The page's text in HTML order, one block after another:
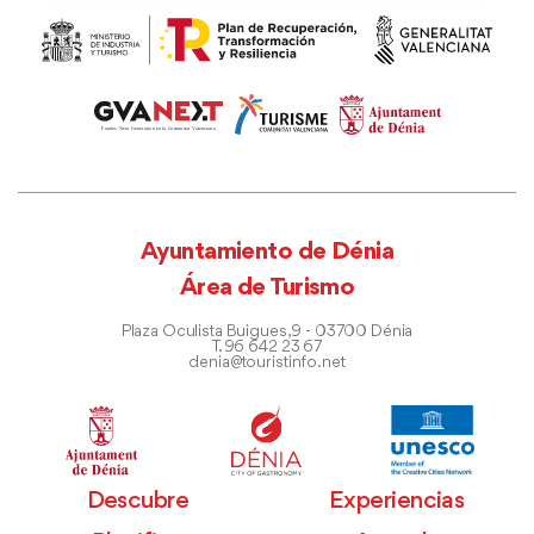
Ayuntamiento de Dénia
Área de Turismo
Plaza Oculista Buigues, 9 - 03700 Dénia
T. 96 642 23 67
denia@touristinfo.net
Descubre
Experiencias